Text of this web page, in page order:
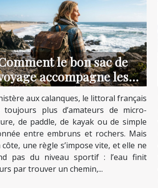
le bon sac de
accompagne les
aventuriers du littoral
aux calanques, le littoral français
toujours plus d’amateurs de micro-
de paddle, de kayak ou de simple
entre embruns et rochers. Mais
une règle s’impose vite, et elle ne
pas du niveau sportif : l’eau finit
par trouver un chemin,...